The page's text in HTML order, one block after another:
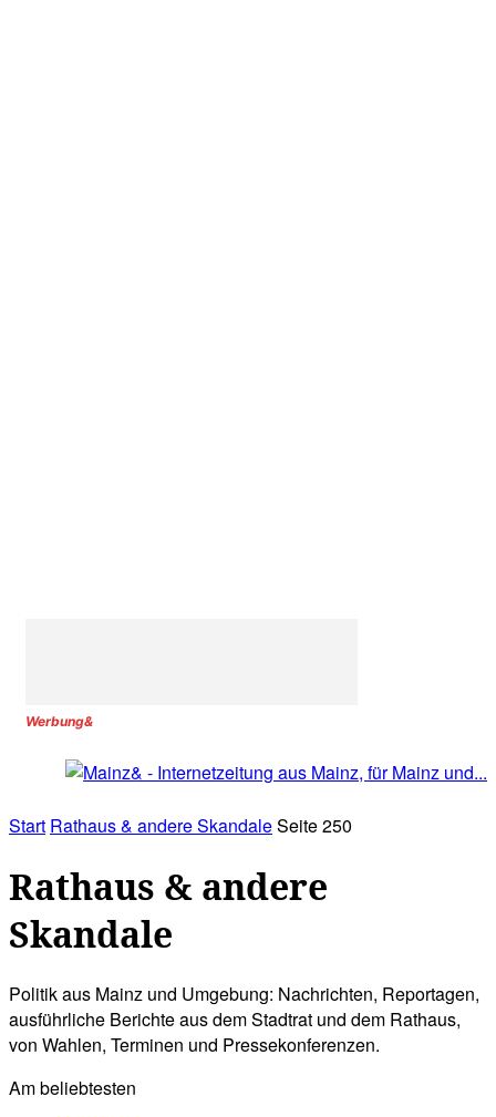
Werbung&
Start Rathaus & andere SkandaleSeite 250
Rathaus & andere
Skandale
Politik aus Mainz und Umgebung: Nachrichten, Reportagen,
ausführliche Berichte aus dem Stadtrat und dem Rathaus,
von Wahlen, Terminen und Pressekonferenzen.
Am beliebtesten